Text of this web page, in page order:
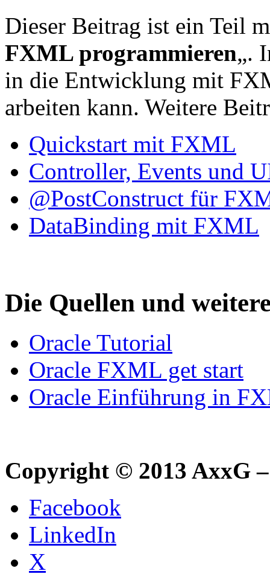
Dieser Beitrag ist ein Teil
FXML programmieren„.
in die Entwicklung mit
arbeiten kann. Weitere
Quickstart mit FXML
Controller, Events und
@PostConstruct für
DataBinding mit FXML
Die Quellen und
Oracle Tutorial
Oracle FXML get start
Oracle Einführung in
Copyright © 2013 AxxG
Facebook
LinkedIn
X